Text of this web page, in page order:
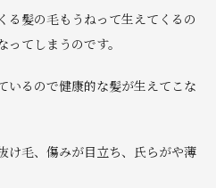
る髪の毛もうねって生えてくるの
てしまうのです。
いるので健康的な髪が生えてこな
け毛、傷みが目立ち、氏らがや薄